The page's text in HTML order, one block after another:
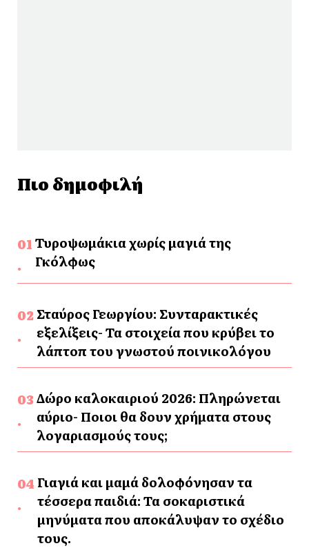
Πιο δημοφιλή
Τυροψωμάκια χωρίς μαγιά της
Γκόλφως
Σταύρος Γεωργίου: Συνταρακτικές
εξελίξεις- Τα στοιχεία που κρύβει το
λάπτοπ του γνωστού ποινικολόγου
Δώρο καλοκαιριού 2026: Πληρώνεται
αύριο- Ποιοι θα δουν χρήματα στους
λογαριασμούς τους;
Γιαγιά και μαμά δολοφόνησαν τα
τέσσερα παιδιά: Τα σοκαριστικά
μηνύματα που αποκάλυψαν το σχέδιο
τους.